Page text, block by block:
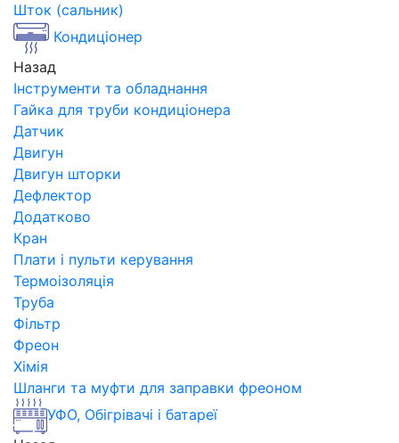
Шток (сальник)
Кондиціонер
Назад
Інструменти та обладнання
Гайка для труби кондиціонера
Датчик
Двигун
Двигун шторки
Дефлектор
Додатково
Кран
Плати і пульти керування
Термоізоляція
Труба
Фільтр
Фреон
Хімія
Шланги та муфти для заправки фреоном
УФО, Обігрівачі і батареї